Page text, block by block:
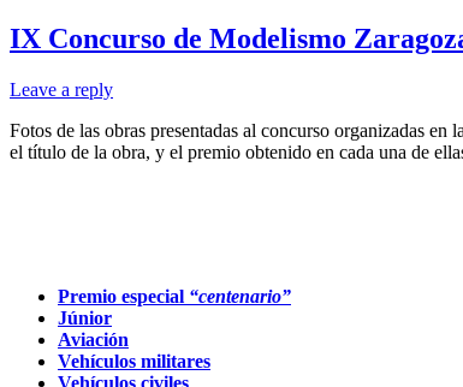
IX Concurso de Modelismo
Leave a reply
Fotos de las obras presentadas al concurso organizadas
el título de la obra, y el premio obtenido en cada una de
Premio especial “centenario”
Júnior
Aviación
Vehículos militares
Vehículos civiles